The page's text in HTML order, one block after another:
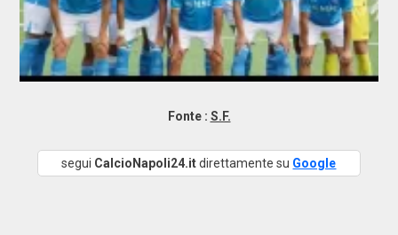
Fonte : S.F.
segui CalcioNapoli24.itdirettamente su Google